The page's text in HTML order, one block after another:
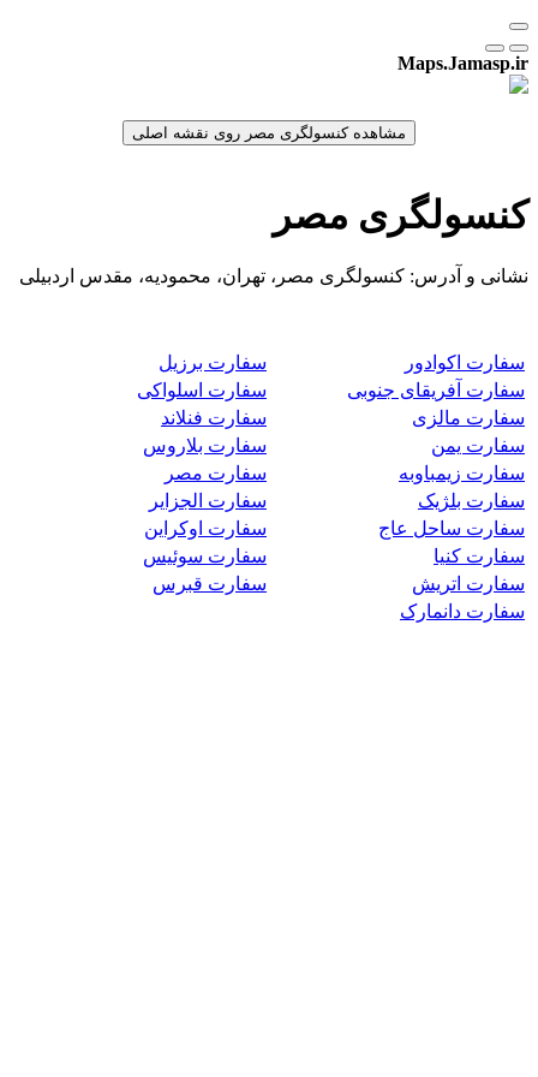
Maps.Jamasp.ir
کنسولگری مصر
نشانی و آدرس: کنسولگری مصر، تهران، محمودیه، مقدس اردبیلی
سفارت اکوادور
سفارت برزیل
سفارت آفریقای جنوبی
سفارت اسلواکی
سفارت مالزی
سفارت فنلاند
سفارت یمن
سفارت بلاروس
سفارت زیمباوبه
سفارت مصر
سفارت بلژیک
سفارت الجزایر
سفارت ساحل عاج
سفارت اوکراین
سفارت کنیا
سفارت سوئیس
سفارت اتریش
سفارت قبرس
سفارت دانمارک